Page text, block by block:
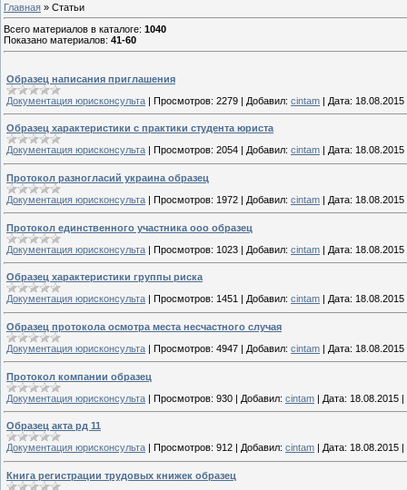
Главная » Статьи
Всего материалов в каталоге: 1040
Показано материалов: 41-60
Образец написания приглашения
Документация юрисконсульта | Просмотров: 2279 | Добавил: cintam | Дата: 18.08.2015
Образец характеристики с практики студента юриста
Документация юрисконсульта
Просмотров: 2054 Добавил: cintam Дата: 18.08.2015
Протокол разногласий украина образец
Документация юрисконсульта | Просмотров: 1972 | Добавил: cintam | Дата: 18.08.2015
Протокол единственного участника ооо образец
Документация юрисконсульта | Просмотров: 1023 | Добавил: cintam | Дата: 18.08.2015
Образец характеристики группы риска
Документация юрисконсульта
Просмотров: 1451 Добавил: cintam Дата: 18.08.2015
Образец протокола осмотра места несчастного случая
Документация юрисконсульта | Просмотров: 4947 | Добавил: cintam | Дата: 18.08.2015
Протокол компании образец
Документация юрисконсульта | Просмотров: 930 | Добавил: cintam | Дата: 18.08.2015 |
Образец акта рд 11
Документация юрисконсульта
Просмотров: 912 Добавил: cintam Дата: 18.08.2015
Книга регистрации трудовых книжек образец